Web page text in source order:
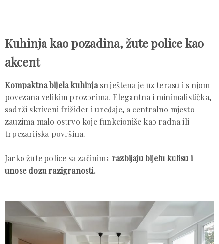
Kuhinja kao pozadina, žute police kao
akcent
Kompaktna bijela kuhinjasmještena je uz terasu i s njom
povezana velikim prozorima. Elegantna i minimalistička,
sadrži skriveni frižider i uređaje, a centralno mjesto
zauzima malo ostrvo koje funkcioniše kao radna ili
trpezarijska površina.
Jarko žute police sa začinimarazbijaju bijelu kulisu i
unose dozu razigranosti.